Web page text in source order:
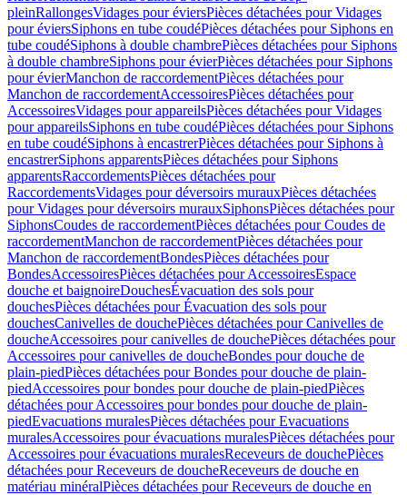
pleinRallongesVidages pour éviersPièces détachées pour Vidages
pour éviersSiphons en tube coudéPièces détachées pour Siphons en
tube coudéSiphons à double chambrePièces détachées pour Siphons
à double chambreSiphons pour évierPièces détachées pour Siphons
pour évierManchon de raccordementPièces détachées pour
Manchon de raccordementAccessoiresPièces détachées pour
AccessoiresVidages pour appareilsPièces détachées pour Vidages
pour appareilsSiphons en tube coudéPièces détachées pour Siphons
en tube coudéSiphons à encastrerPièces détachées pour Siphons à
encastrerSiphons apparentsPièces détachées pour Siphons
apparentsRaccordementsPièces détachées pour
RaccordementsVidages pour déversoirs murauxPièces détachées
pour Vidages pour déversoirs murauxSiphonsPièces détachées pour
SiphonsCoudes de raccordementPièces détachées pour Coudes de
raccordementManchon de raccordementPièces détachées pour
Manchon de raccordementBondesPièces détachées pour
BondesAccessoiresPièces détachées pour AccessoiresEspace
douche et baignoireDouchesÉvacuation des sols pour
douchesPièces détachées pour Évacuation des sols pour
douchesCanivelles de douchePièces détachées pour Canivelles de
doucheAccessoires pour canivelles de douchePièces détachées pour
Accessoires pour canivelles de doucheBondes pour douche de
plain-piedPièces détachées pour Bondes pour douche de plain-
piedAccessoires pour bondes pour douche de plain-piedPièces
détachées pour Accessoires pour bondes pour douche de plain-
piedEvacuations muralesPièces détachées pour Evacuations
muralesAccessoires pour évacuations muralesPièces détachées pour
Accessoires pour évacuations muralesReceveurs de douchePièces
détachées pour Receveurs de doucheReceveurs de douche en
matériau minéralPièces détachées pour Receveurs de douche en